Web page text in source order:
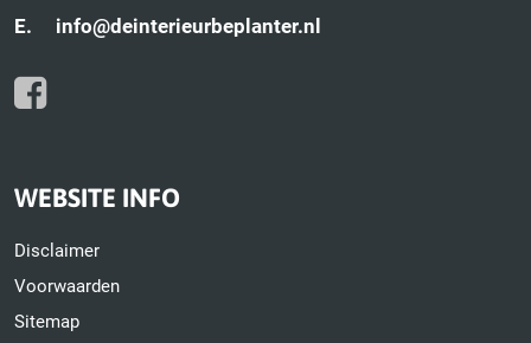
E.
info@deinterieurbeplanter.nl
WEBSITE INFO
Disclaimer
Voorwaarden
Sitemap